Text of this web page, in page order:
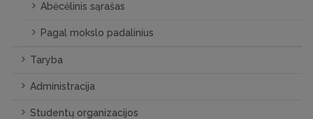
Abėcėlinis sąrašas
Pagal mokslo padalinius
Taryba
Administracija
Studentų organizacijos